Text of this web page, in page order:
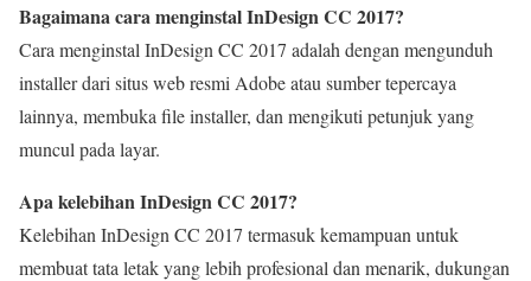
Bagaimana cara menginstal InDesign CC 2017?
Cara menginstal InDesign CC 2017 adalah dengan mengunduh
installer dari situs web resmi Adobe atau sumber tepercaya
lainnya, membuka file installer, dan mengikuti petunjuk yang
muncul pada layar.
Apa kelebihan InDesign CC 2017?
Kelebihan InDesign CC 2017 termasuk kemampuan untuk
membuat tata letak yang lebih profesional dan menarik, dukungan